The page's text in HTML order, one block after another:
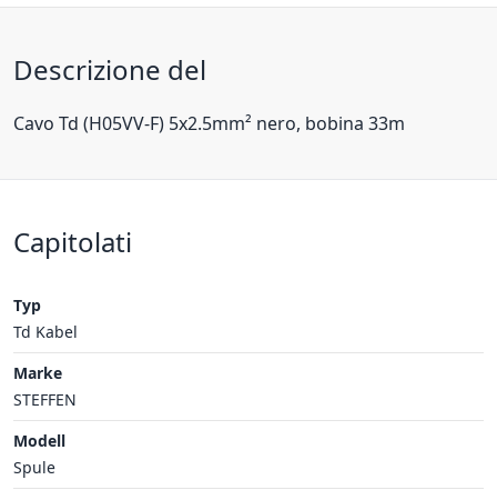
Descrizione del
Cavo Td (H05VV-F) 5x2.5mm² nero, bobina 33m
Capitolati
Typ
Td Kabel
Marke
STEFFEN
Modell
Spule